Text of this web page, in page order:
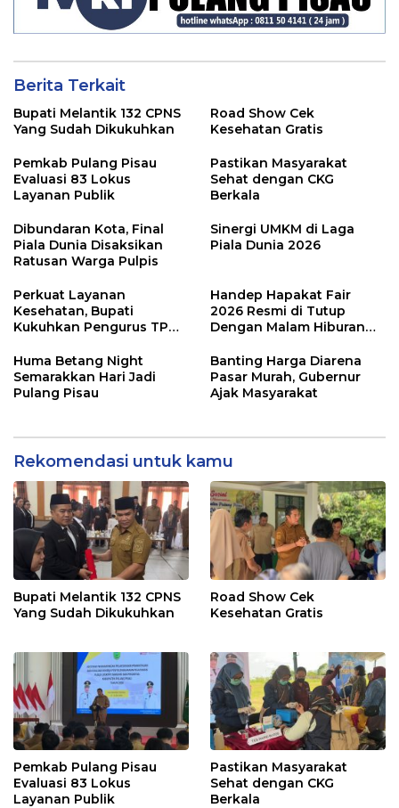
Berita Terkait
Bupati Melantik 132 CPNS
Yang Sudah Dikukuhkan
Road Show Cek
Kesehatan Gratis
Pemkab Pulang Pisau
Evaluasi 83 Lokus
Layanan Publik
Pastikan Masyarakat
Sehat dengan CKG
Berkala
Dibundaran Kota, Final
Piala Dunia Disaksikan
Ratusan Warga Pulpis
Sinergi UMKM di Laga
Piala Dunia 2026
Perkuat Layanan
Kesehatan, Bupati
Kukuhkan Pengurus TP
Handep Hapakat Fair
2026 Resmi di Tutup
Dengan Malam Hiburan
Huma Betang Night
Semarakkan Hari Jadi
Pulang Pisau
Banting Harga Diarena
Pasar Murah, Gubernur
Ajak Masyarakat
Rekomendasi untuk kamu
Bupati Melantik 132 CPNS
Yang Sudah Dikukuhkan
Road Show Cek
Kesehatan Gratis
Pemkab Pulang Pisau
Evaluasi 83 Lokus
Layanan Publik
Pastikan Masyarakat
Sehat dengan CKG
Berkala